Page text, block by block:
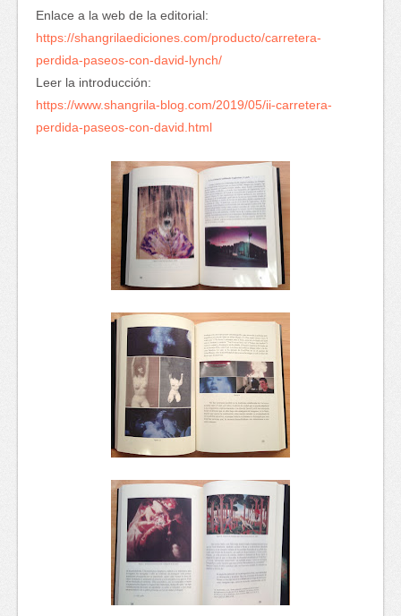
Enlace a la web de la editorial:
https://shangrilaediciones.com/producto/carretera-
perdida-paseos-con-david-lynch/
Leer la introducción:
https://www.shangrila-blog.com/2019/05/ii-carretera-
perdida-paseos-con-david.html